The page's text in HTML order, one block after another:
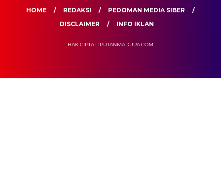
HOME REDAKSI
PEDOMAN MEDIA SIBER
DISCLAIMER
INFO IKLAN
HAK CIPTA:LIPUTANMADURA.COM